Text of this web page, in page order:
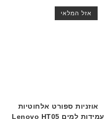
אזל המלאי
אוזניות ספורט אלחוטיות
עמידות למים Lenovo HT05